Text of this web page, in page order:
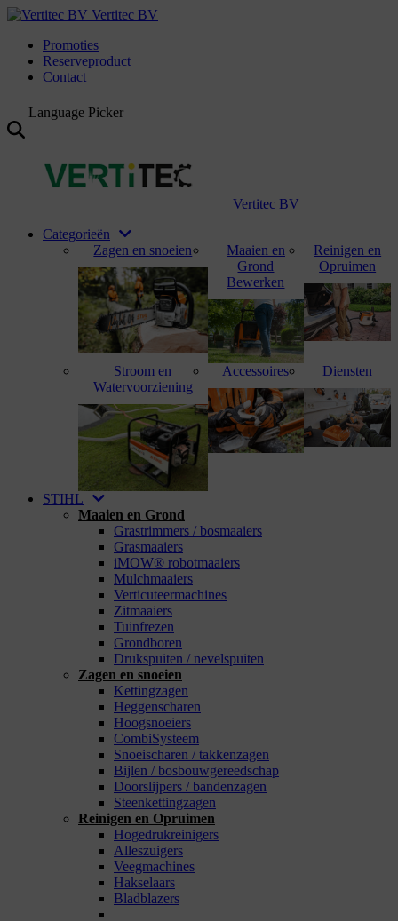
Vertitec BV
Promoties
Reserveproduct
Contact
Language Picker
Vertitec BV
Categorieën
Zagen en snoeien
Maaien en
Grond
Bewerken
Reinigen en
Opruimen
Stroom en
Watervoorziening
Accessoires Diensten
STIHL
Maaien en Grond
Grastrimmers / bosmaaiers
Grasmaaiers
iMOW® robotmaaiers
Mulchmaaiers
Verticuteermachines
Zitmaaiers
Tuinfrezen
Grondboren
Drukspuiten / nevelspuiten
Zagen en snoeien
Kettingzagen
Heggenscharen
Hoogsnoeiers
CombiSysteem
Snoeischaren / takkenzagen
Bijlen / bosbouwgereedschap
Doorslijpers / bandenzagen
Steenkettingzagen
Reinigen en Opruimen
Hogedrukreinigers
Alleszuigers
Veegmachines
Hakselaars
Bladblazers